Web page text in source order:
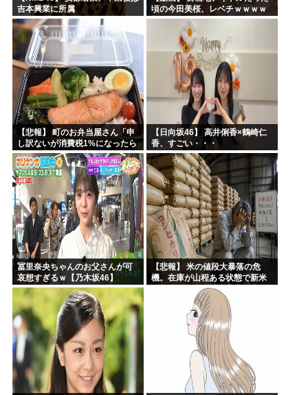
吉本興業に所属
頃の今田美桜、レベチｗｗｗｗ
ｗｗｗｗｗｗｗｗｗｗｗｗｗｗ
【悲報】 町のお弁当屋さん「申
し訳ないが消費税1%になったら
その分商品代を値上げするわ」
【日向坂46】 高井俐香×鶴崎仁
香、すごい・・・
冨里奈央ちゃんのお父さんが可
哀想すぎるｗ【乃木坂46】
【悲報】 米の値段大暴落の危
機。在庫が山程ある状態で新米
の収穫始まる。「米農家が生活